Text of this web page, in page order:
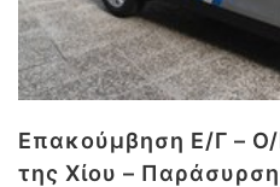
Επακούμβηση Ε/Γ – Ο/
της Χίου –